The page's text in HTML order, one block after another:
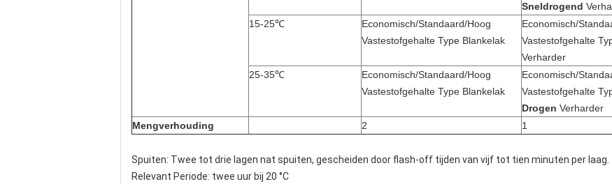
Sneldrogend
15-25℃
Economisch/Standaard/Hoog
Vastestofgehalte Type Blankelak
Economisch/
Vastestofgehalte
Verharder
25-35℃
Economisch/Standaard/Hoog
Vastestofgehalte Type Blankelak
Economisch/
Vastestofgehalte
Drogen Verharder
Mengverhouding 2 1
Spuiten: Twee tot drie lagen nat spuiten, gescheiden door flash-off tijden van vijf tot tien minuten per laag.
Relevant Periode: twee uur bij 20 °C